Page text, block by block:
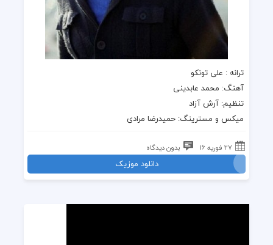
ترانه : علی تونکو
آهنگ: محمد عابدینی
تنظیم: آرش آزاد
میکس و مسترینگ: حمیدرضا مرادی
27 فوریه 16 بدون دیدگاه
دانلود موزیک